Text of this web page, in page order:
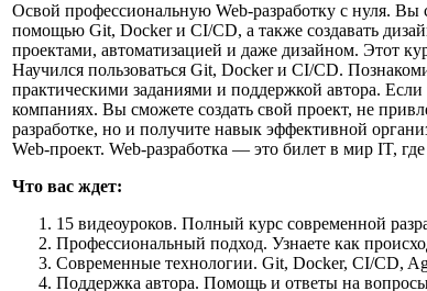
Освой профессиональную Web‑разработку с нуля. Вы
помощью Git, Docker и CI/CD, а также создавать
проектами, автоматизацией и даже дизайном. Этот
Научился пользоваться Git, Docker и CI/CD.
практическими заданиями и поддержкой автора.
компаниях. Вы сможете создать свой проект, не
разработке, но и получите навык эффективной
Web-проект. Web-разработка — это билет в мир IT,
Что вас ждет:
15 видеоуроков. Полный курс современной
Профессиональный подход. Узнаете как
Современные технологии. Git, Docker, CI/CD,
Поддержка автора. Помощь и ответы на